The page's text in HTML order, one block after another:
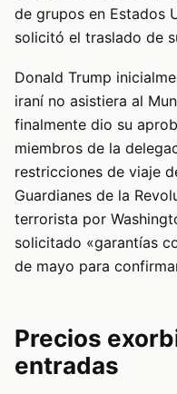
de grupos en Estados
solicitó el traslado de
Donald Trump
iraní no asistiera al
finalmente dio su
miembros de la
restricciones de viaje
Guardianes de la
terrorista por
solicitado «garantías
de mayo para
Precios
entradas